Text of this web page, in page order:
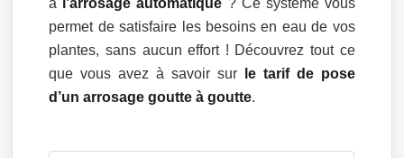
à
l’arrosage automatique ? Ce système vous
permet de satisfaire les besoins en eau de vos
plantes, sans aucun effort ! Découvrez tout ce
que vous avez à savoir sur
le tarif de pose
d’un arrosage goutte à goutte.